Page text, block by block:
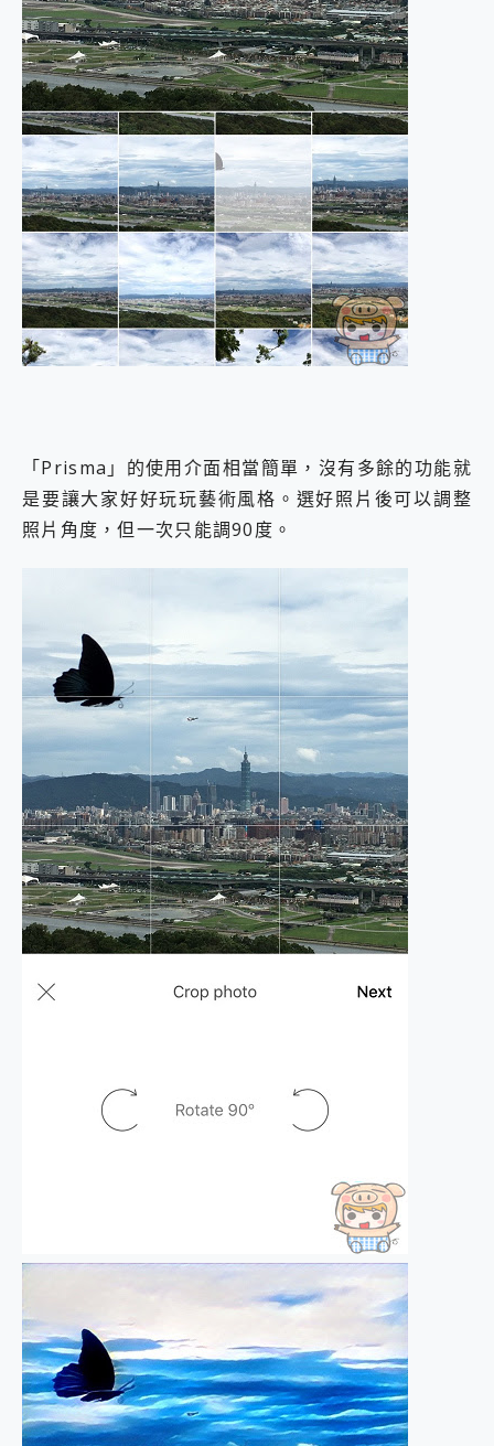
「Prisma」的使用介面相當簡單，沒有多餘的功能就
是要讓大家好好玩玩藝術風格。選好照片後可以調整
照片角度，但一次只能調90度。